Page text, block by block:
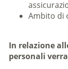
Ambito di
In relazione
personali